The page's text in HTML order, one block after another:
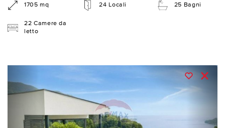
1705 mq 24 Locali 25 Bagni
22 Camere da
letto